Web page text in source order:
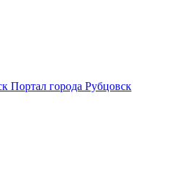
Портал города Рубцовск